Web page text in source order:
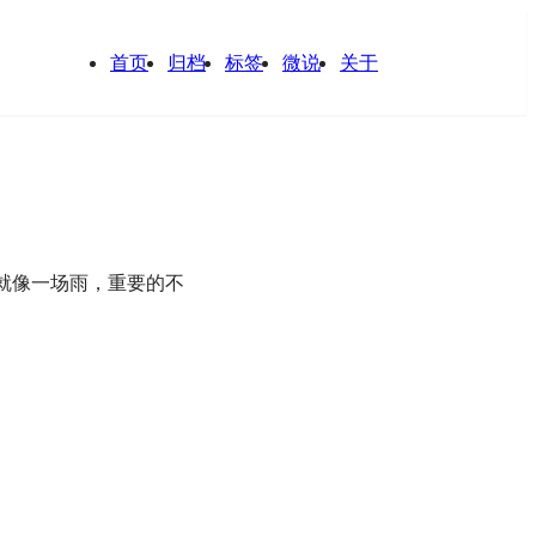
首页 归档 标签 微说 关于
像一场雨，重要的不